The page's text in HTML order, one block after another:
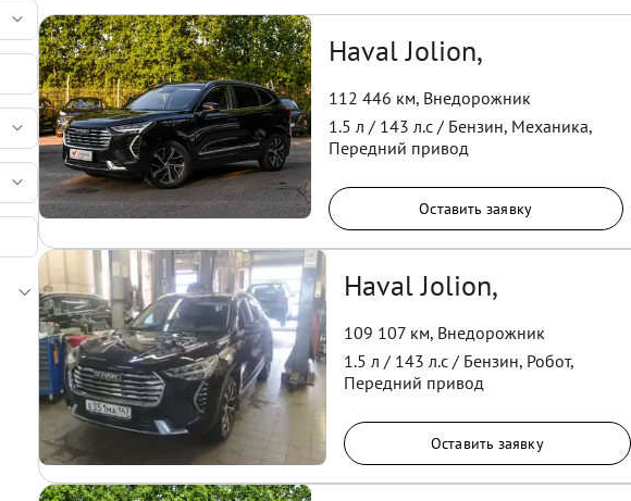
Haval Jolion,
112 446 км, Внедорожник
1.5 л / 143 л.с / Бензин, Механика,
Передний привод
Оставить заявку
Haval Jolion,
109 107 км, Внедорожник
1.5 л / 143 л.с / Бензин, Робот,
Передний привод
Оставить заявку